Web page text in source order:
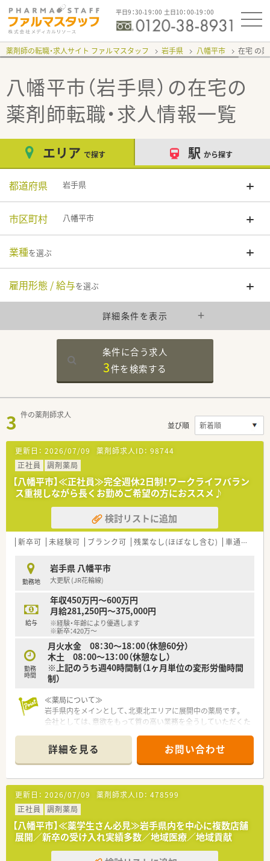
平日9：30-19：00 土日10：00-19：00
薬剤師の転職・求人サイト ファルマスタッフ 岩手県 八幡平市 在宅
八幡平市（岩手県）の在宅の
薬剤師転職・求人情報一覧
エリア で探す 駅 から探す
都道府県 岩手県
市区町村 八幡平市
業種を選ぶ
雇用形態 / 給与を選ぶ
詳細条件を表示
条件に合う求人
3件を検索する
3 件の薬剤師求人
並び順
更新日： 2026/07/09 薬剤師求人ID： 98744
正社員
調剤薬局
【八幡平市】≪正社員≫完全週休2日制！ワークライフバラン
ス重視しながら長くお勤めご希望の方におススメ♪
検討リストに追加
新卒可 未経験可 ブランク可 残業なし(ほぼなし含む) 車通勤可
勤務地
岩手県 八幡平市
大更駅 (JR花輪線)
給与
年収450万円～600万円
月給281,250円～375,000円
※経験・年齢により優遇します
※新卒：420万～
勤務
時間
月火水金 08：30～18：00（休憩60分）
木土 08：00～13：00（休憩なし）
※上記のうち週40時間制（1ヶ月単位の変形労働時間
制）
≪薬局について≫
岩手県内をメインとして、北東北エリアに展開中の薬局です。
会社としては、意欲をもって質の高い業務を全うしていただくた
また、女性にとっても長く勤務しやすいよう、育児休暇の取得は
もちろんのこと、短時間勤務を制度として取り入れており
子育て・介護の必要な年代の方でも仕事を続けることのできる環
境です。
詳細を見る お問い合わせ
更新日： 2026/07/09 薬剤師求人ID： 478599
正社員
調剤薬局
【八幡平市】≪薬学生さん必見≫岩手県内を中心に複数店舗
展開／新卒の受け入れ実績多数／地域医療／地域貢献